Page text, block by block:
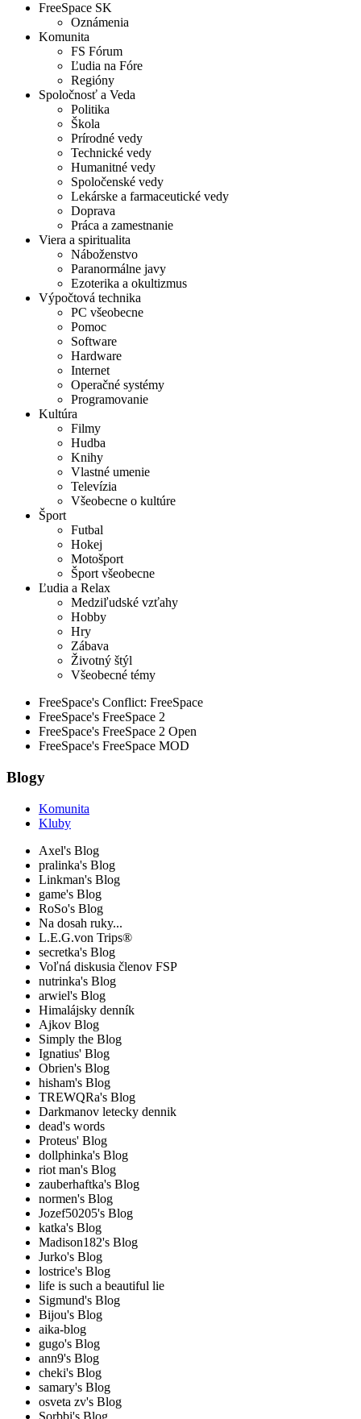
FreeSpace SK
Oznámenia
Komunita
FS Fórum
Ľudia na Fóre
Regióny
Spoločnosť a Veda
Politika
Škola
Prírodné vedy
Technické vedy
Humanitné vedy
Spoločenské vedy
Lekárske a farmaceutické vedy
Doprava
Práca a zamestnanie
Viera a spiritualita
Náboženstvo
Paranormálne javy
Ezoterika a okultizmus
Výpočtová technika
PC všeobecne
Pomoc
Software
Hardware
Internet
Operačné systémy
Programovanie
Kultúra
Filmy
Hudba
Knihy
Vlastné umenie
Televízia
Všeobecne o kultúre
Šport
Futbal
Hokej
Motošport
Šport všeobecne
Ľudia a Relax
Medziľudské vzťahy
Hobby
Hry
Zábava
Životný štýl
Všeobecné témy
FreeSpace's Conflict: FreeSpace
FreeSpace's FreeSpace 2
FreeSpace's FreeSpace 2 Open
FreeSpace's FreeSpace MOD
Blogy
Komunita
Kluby
Axel's Blog
pralinka's Blog
Linkman's Blog
game's Blog
RoSo's Blog
Na dosah ruky...
L.E.G.von Trips®
secretka's Blog
Voľná diskusia členov FSP
nutrinka's Blog
arwiel's Blog
Himalájsky denník
Ajkov Blog
Simply the Blog
Ignatius' Blog
Obrien's Blog
hisham's Blog
TREWQRa's Blog
Darkmanov letecky dennik
dead's words
Proteus' Blog
dollphinka's Blog
riot man's Blog
zauberhaftka's Blog
normen's Blog
Jozef50205's Blog
katka's Blog
Madison182's Blog
Jurko's Blog
lostrice's Blog
life is such a beautiful lie
Sigmund's Blog
Bijou's Blog
aika-blog
gugo's Blog
ann9's Blog
cheki's Blog
samary's Blog
osveta zv's Blog
Sorbbi's Blog